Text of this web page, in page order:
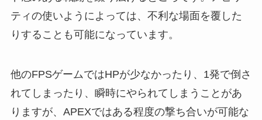
ティの使いようによっては、不利な場面を覆した
りすることも可能になっています。
他のFPSゲームではHPが少なかったり、1発で倒さ
れてしまったり、瞬時にやられてしまうことがあ
りますが、APEXではある程度の撃ち合いが可能な